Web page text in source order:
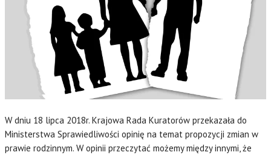
W dniu 18 lipca 2018r. Krajowa Rada Kuratorów przekazała do
Ministerstwa Sprawiedliwości opinię na temat propozycji zmian w
prawie rodzinnym. W opinii przeczytać możemy między innymi, że